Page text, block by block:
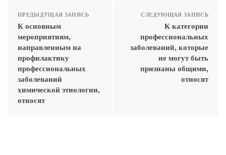
ПРЕДЫДУЩАЯ ЗАПИСЬ
К основным
мероприятиям,
направленным на
профилактику
профессиональных
заболеваний
химической этиологии,
относят
СЛЕДУЮЩАЯ ЗАПИСЬ
К категории
профессиональных
заболеваний, которые
не могут быть
признаны общими,
относят